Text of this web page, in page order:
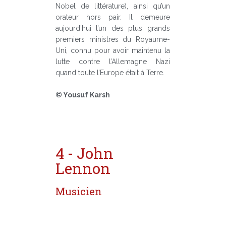
Nobel de littérature), ainsi qu’un
orateur hors pair. Il demeure
aujourd’hui l’un des plus grands
premiers ministres du Royaume-
Uni, connu pour avoir maintenu la
lutte contre l’Allemagne Nazi
quand toute l’Europe était à Terre.
© Yousuf Karsh
4 - John
Lennon
Musicien